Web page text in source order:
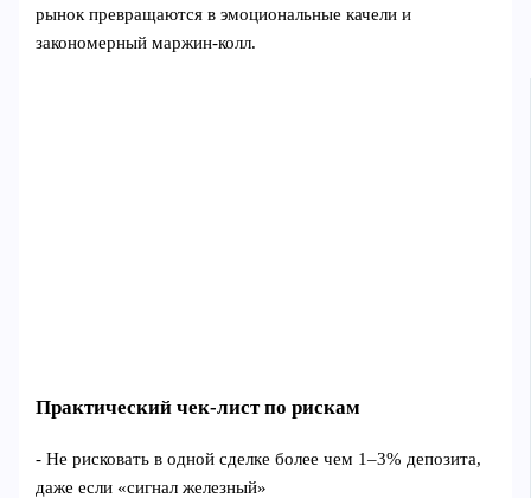
рынок превращаются в эмоциональные качели и
закономерный маржин‑колл.
Практический чек-лист по рискам
- Не рисковать в одной сделке более чем 1–3% депозита,
даже если «сигнал железный»